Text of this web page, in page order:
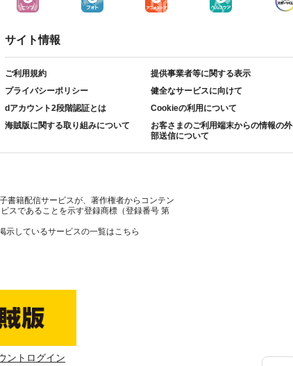
サイト情報
ご利用規約
提供事業者等に関する表示
プライバシーポリシー
健全なサービスに向けて
dアカウント2段階認証とは
Cookieの利用について
海賊版に関する取り組みについて
お客さまのご利用端末からの情報の外
部送信について
書籍配信サービスが、著作権者からコンテン
スであることを示す登録商標（登録番号 第
示しているサービスの一覧はこちら
ントログイン